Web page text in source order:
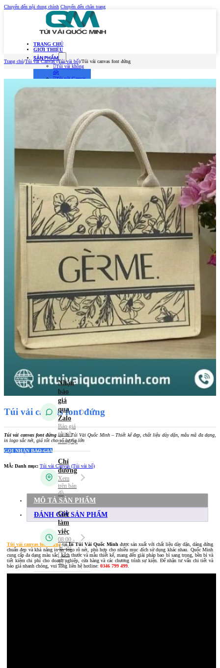
Chuyển đến nội dung chính Chuyển đến chân trang
TRANG CHỦ
GIỚI THIỆU
SẢN PHẨM
Túi vải không
dệt
Túi vải Canvas
MẪU TÚI VẢI 2026
Kiến Thức Túi Vải
Kiến Thức In Túi
Tuyển dụng
Giới thiệu
Túi vải
không dệt
Túi vải
Canvas (Túi vải
Túi vải
đay – Linen
Mẫu Túi Vải 2026
Tin tức
Kiến Thức Túi Vải
Kiến Thức In Túi
Tuyển dụng
Liên hệ
Trang chủ/Túi vải Canvas (Túi vải bố)/Túi vải canvas font đứng
Túi vải canvas font đứng
Túi vải canvas font đứng tại In Túi Vải Quốc Minh – Thiết kế đẹp, chất liệu dày dặn, mẫu mã đa dạng,
in logo sắc nét, giá tốt cho số lượng lớn
GỌI NHẬN BÁO GIÁ
MÃ: Danh mục: Túi vải Canvas (Túi vải bố)
MÔ TẢ SẢN PHẨM
ĐÁNH GIÁ SẢN PHẨM
Túi vải canvas font đứngtạiIn Túi Vải Quốc Minh được sản xuất với chất liệu dày dặn, dáng đứng
chuẩn đẹp và khả năng in ấn logo rõ nét, phù hợp cho nhiều mục đích sử dụng khác nhau. Quốc Minh
cung cấp đa dạng màu sắc, kích thước và mẫu thiết kế, mang đến giải pháp bao bì sang trọng, bền bỉ và
tiết kiệm chi phí cho doanh nghiệp, cửa hàng và các chương trình sự kiện. Để nhận tư vấn chi tiết và
báo giá nhanh chóng, vui lòng liên hệ hotline: 0346 799 499